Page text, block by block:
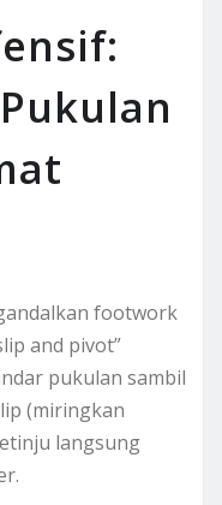
footwork
and pivot”
pukulan sambil
(miringkan
langsung